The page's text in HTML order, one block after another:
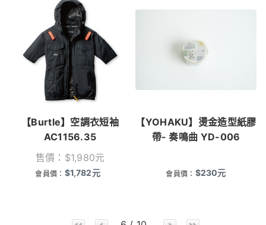
【Burtle】空調衣短袖
AC1156.35
售價： $1,980元
會員價： $1,782元
【YOHAKU】燙金造型紙膠
帶- 奏鳴曲 YD-006
會員價： $230元